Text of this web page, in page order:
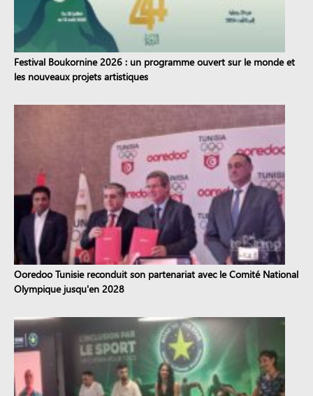
Festival Boukornine 2026 : un programme ouvert sur le monde et
les nouveaux projets artistiques
Ooredoo Tunisie reconduit son partenariat avec le Comité National
Olympique jusqu'en 2028